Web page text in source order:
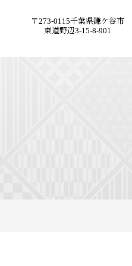
〒273-0115千葉県鎌ケ谷市
東道野辺3-15-8-901